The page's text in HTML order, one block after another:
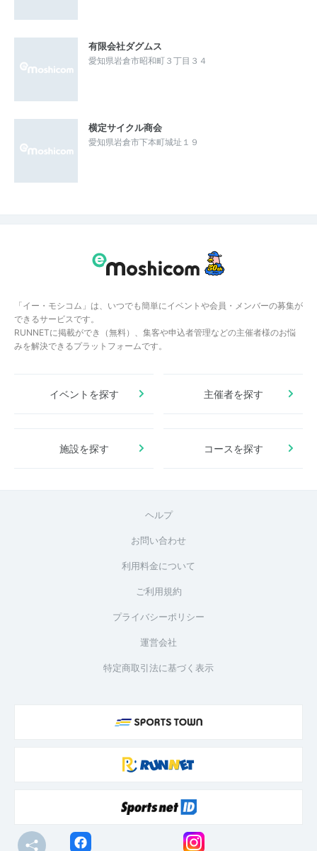
有限会社ダグムス
愛知県岩倉市昭和町３丁目３４
横定サイクル商会
愛知県岩倉市下本町城址１９
「イー・モシコム」は、いつでも簡単にイベントや会員・メンバーの募集が
できるサービスです。
RUNNETに掲載ができ（無料）、集客や申込者管理などの主催者様のお悩
みを解決できるプラットフォームです。
イベントを探す 主催者を探す
施設を探す コースを探す
ヘルプ
お問い合わせ
利用料金について
ご利用規約
プライバシーポリシー
運営会社
特定商取引法に基づく表示